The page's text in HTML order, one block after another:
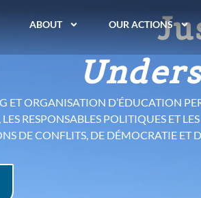
ABOUT OUR ACTIONS
L’ÉTUDE SUR LA SOBRIÉTÉ EST
NOTRE MODÈLE DE
UNE SOCIÉTÉ MARQUÉE PAR
DE CONSOMMER ET DE FAIRE